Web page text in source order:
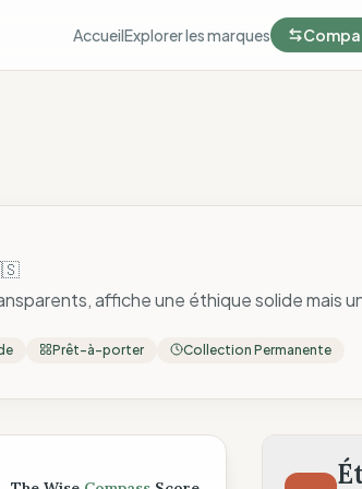
AccueilExplorer les marques
affiche une éthique solide mais
Prêt-à-porter Collection Permanente